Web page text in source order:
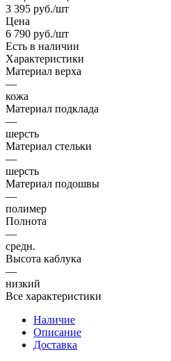
3 395 руб./шт
Цена
6 790 руб./шт
Есть в наличии
Характеристики
Материал верха
—
кожа
Материал подклада
—
шерсть
Материал стельки
—
шерсть
Материал подошвы
—
полимер
Полнота
—
средн.
Высота каблука
—
низкий
Все характеристики
Наличие
Описание
Доставка